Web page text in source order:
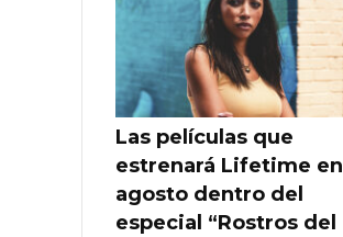
Las películas que
estrenará Lifetime en
agosto dentro del
especial “Rostros del